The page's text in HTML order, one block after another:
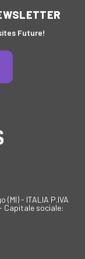
Future!
- ITALIA P.IVA
Capitale sociale: